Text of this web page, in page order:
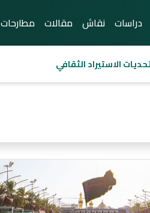
دراسات نقاش مقالات مطارحات
الاستيراد الثقافي